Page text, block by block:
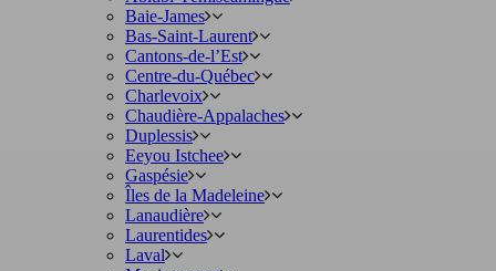
Baie-James
Bas-Saint-Laurent
Cantons-de-l’Est
Centre-du-Québec
Charlevoix
Chaudière-Appalaches
Duplessis
Eeyou Istchee
Gaspésie
Îles de la Madeleine
Lanaudière
Laurentides
Laval